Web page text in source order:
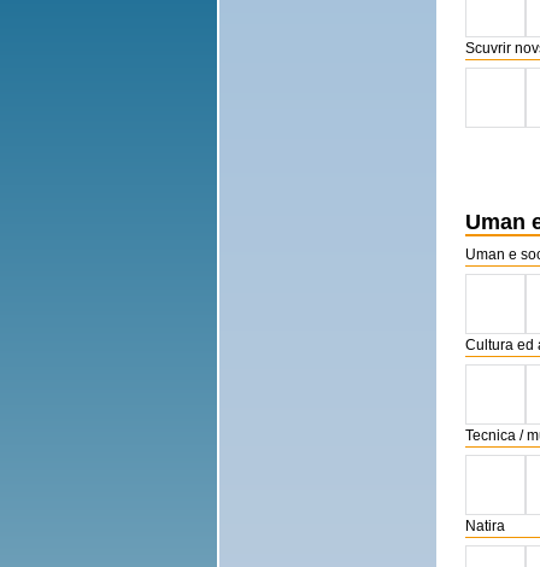
Scuvrir
Uman
Uman e
Cultura ed
Tecnica /
Natira